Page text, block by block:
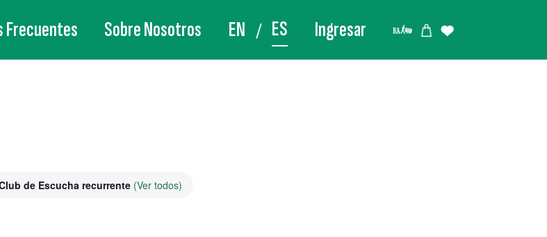
Frecuentes Sobre Nosotros EN ES Ingresar
de Escucha recurrente (Ver todos)